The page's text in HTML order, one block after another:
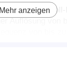
einem 16-Zoll-
Auflösung von
Mehr anzeigen